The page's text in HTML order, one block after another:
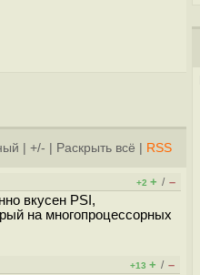
+/- Раскрыть всё RSS
+2 + / –
вкусен PSI,
на многопроцессорных
+13 + / –